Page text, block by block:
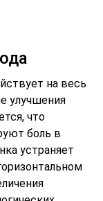
диски
грыжа,
весом
разгружается и
и
кровью, и